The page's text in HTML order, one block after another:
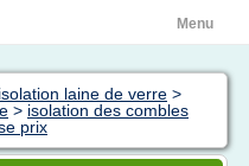
Menu
laine de verre >
> isolation des combles
prix